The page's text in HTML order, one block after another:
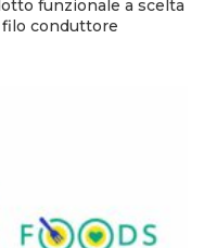
funzionale a scelta
conduttore